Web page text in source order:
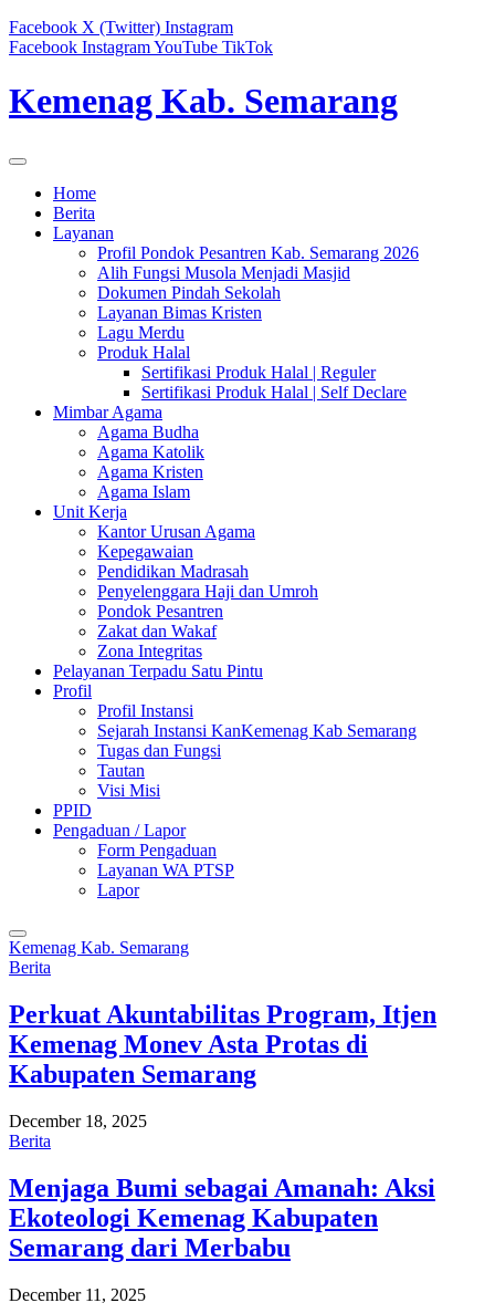
Facebook X (Twitter) Instagram
Facebook InstagramYouTube TikTok
Kemenag Kab. Semarang
Home
Berita
Layanan
Profil Pondok Pesantren Kab. Semarang 2026
Alih Fungsi Musola Menjadi Masjid
Dokumen Pindah Sekolah
Layanan Bimas Kristen
Lagu Merdu
Produk Halal
Sertifikasi Produk Halal | Reguler
Sertifikasi Produk Halal | Self Declare
Mimbar Agama
Agama Budha
Agama Katolik
Agama Kristen
Agama Islam
Unit Kerja
Kantor Urusan Agama
Kepegawaian
Pendidikan Madrasah
Penyelenggara Haji dan Umroh
Pondok Pesantren
Zakat dan Wakaf
Zona Integritas
Pelayanan Terpadu Satu Pintu
Profil
Profil Instansi
Sejarah Instansi KanKemenag Kab Semarang
Tugas dan Fungsi
Tautan
Visi Misi
PPID
Pengaduan / Lapor
Form Pengaduan
Layanan WA PTSP
Lapor
Kemenag Kab. Semarang
Berita
Perkuat Akuntabilitas Program, Itjen
Kemenag Monev Asta Protas di
Kabupaten Semarang
December 18, 2025
Berita
Menjaga Bumi sebagai Amanah: Aksi
Ekoteologi Kemenag Kabupaten
Semarang dari Merbabu
December 11, 2025